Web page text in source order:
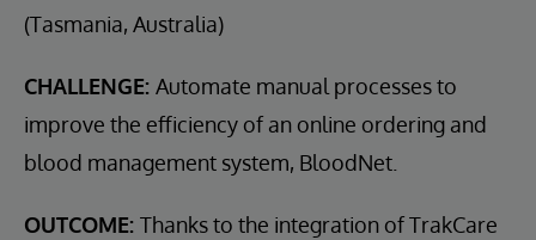
(Tasmania, Australia)
CHALLENGE: Automate manual processes to
improve the efficiency of an online ordering and
blood management system, BloodNet.
OUTCOME: Thanks to the integration of TrakCare